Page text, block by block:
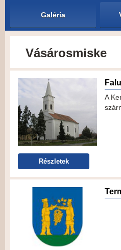
Galéria
Vásárosmiske
A
Részletek